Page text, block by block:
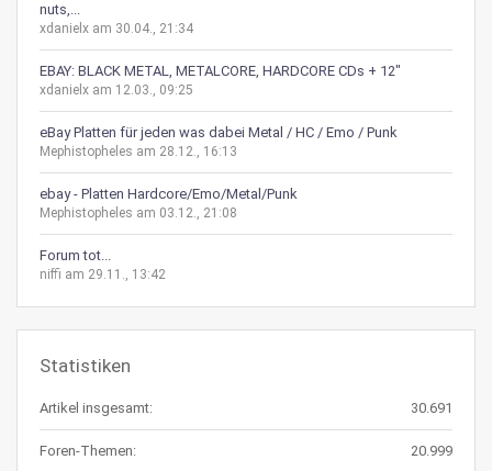
nuts,...
xdanielx am 30.04., 21:34
EBAY: BLACK METAL, METALCORE, HARDCORE CDs + 12"
xdanielx am 12.03., 09:25
eBay Platten für jeden was dabei Metal / HC / Emo / Punk
Mephistopheles am 28.12., 16:13
ebay - Platten Hardcore/Emo/Metal/Punk
Mephistopheles am 03.12., 21:08
Forum tot...
niffi am 29.11., 13:42
Statistiken
Artikel insgesamt: 30.691
Foren-Themen: 20.999